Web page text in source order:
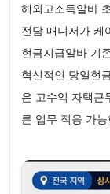
해외고소득알바
전담 매니저가 케
현금지급알바 기
혁신적인 당일현
은 고수익 자택근
른 업무 적응 가